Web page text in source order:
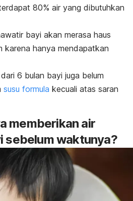
80% air yang dibutuhkan
bayi akan merasa haus
karena hanya mendapatkan
6 bulan bayi juga belum
susu formula kecuali atas saran
memberikan air
sebelum waktunya?